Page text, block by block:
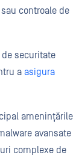
sau controale de
securitate
a asigura
amenințările
avansate
complexe de